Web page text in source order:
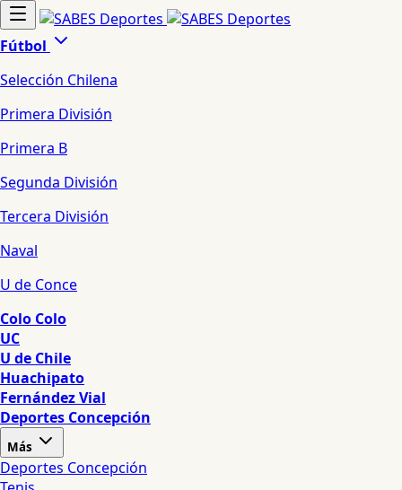
Fútbol
Selección Chilena
Primera División
Primera B
Segunda División
Tercera División
Naval
U de Conce
Colo Colo
UC
U de Chile
Huachipato
Fernández Vial
Deportes Concepción
Más
Deportes Concepción